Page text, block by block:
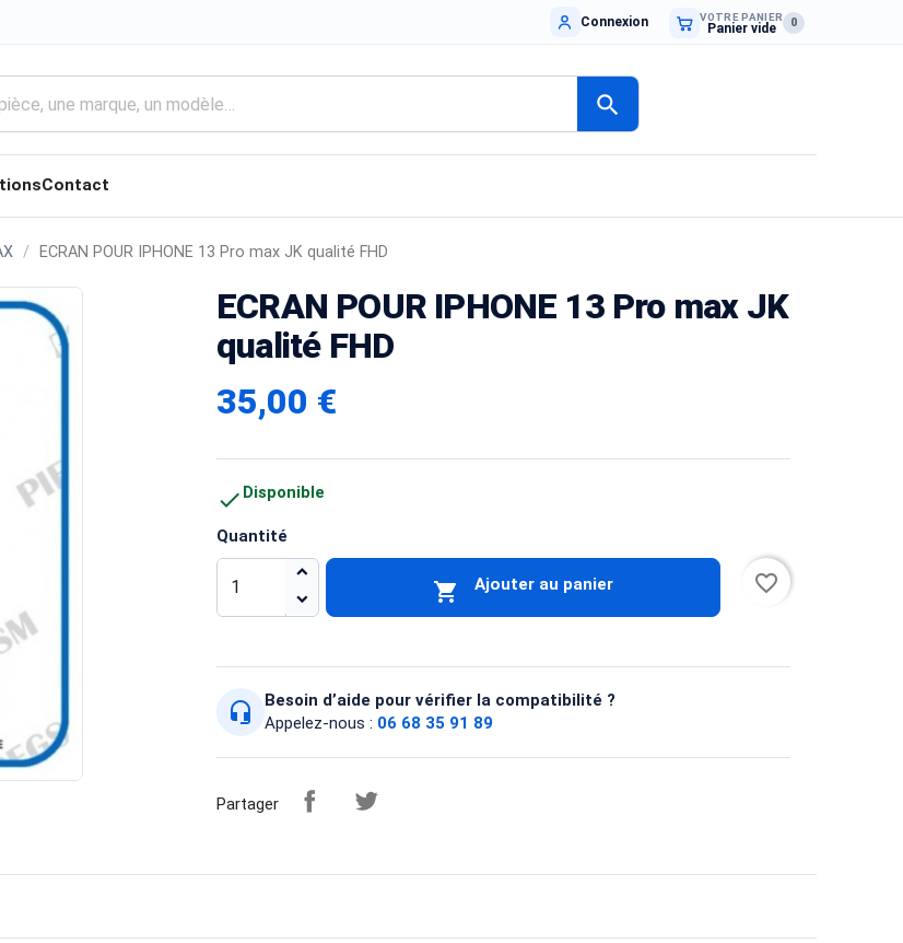
Connexion VOTRE PANIER
Panier vide 0
search
Contact
ECRAN POUR IPHONE 13 Pro max JK qualité FHD
ECRAN POUR IPHONE 13 Pro max JK
qualité FHD
35,00 €
Quantité
 Ajouter au panier favorite_border
 Disponible
headset_mic
Besoin d’aide pour vérifier la compatibilité ?
Appelez-nous : 06 68 35 91 89
Partager